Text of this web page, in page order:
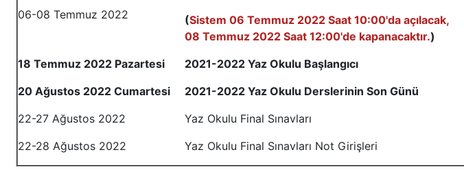
06-08 Temmuz 2022
(Sistem 06 Temmuz 2022 Saat 10:00'da açılacak,
08 Temmuz 2022 Saat 12:00'de kapanacaktır.)
18 Temmuz 2022 Pazartesi
2021-2022 Yaz Okulu Başlangıcı
20 Ağustos 2022 Cumartesi
2021-2022 Yaz Okulu Derslerinin Son Günü
22-27 Ağustos 2022
Yaz Okulu Final Sınavları
22-28 Ağustos 2022
Yaz Okulu Final Sınavları Not Girişleri